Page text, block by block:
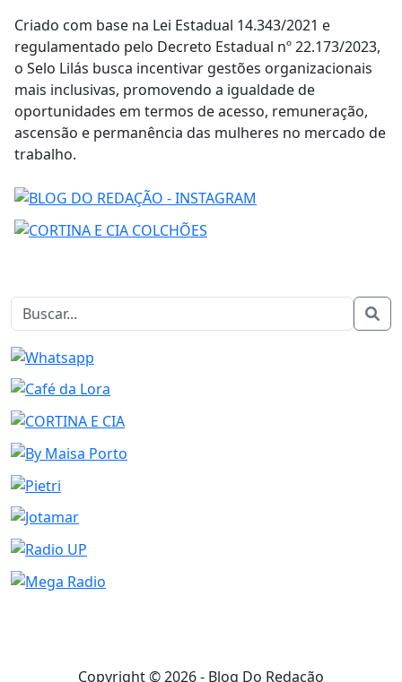
Criado com base na Lei Estadual 14.343/2021 e
regulamentado pelo Decreto Estadual nº 22.173/2023,
o Selo Lilás busca incentivar gestões organizacionais
mais inclusivas, promovendo a igualdade de
oportunidades em termos de acesso, remuneração,
ascensão e permanência das mulheres no mercado de
trabalho.
Copyright © 2026 - Blog Do Redação